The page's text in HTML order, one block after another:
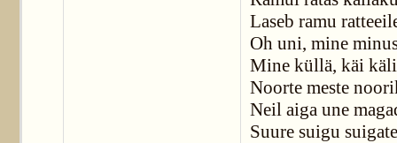
Laseb ramu
Oh uni, mine
Mine küllä, käi
Noorte meste
Neil aiga une
Suure suigu